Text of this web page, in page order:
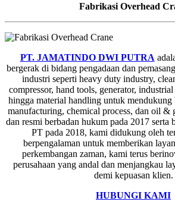
Fabrikasi Overhead
PT. JAMATINDO DWI PUTRA
bergerak di bidang pengadaan dan
industri seperti heavy duty industry,
compressor, hand tools, generator,
hingga material handling untuk mendukung
manufacturing, chemical process, dan oil &
dan resmi berbadan hukum pada 2017 serta
PT pada 2018, kami didukung oleh
berpengalaman untuk memberikan
perkembangan zaman, kami terus
perusahaan yang andal dan menjangkau
demi kepuasan klien.
HUBUNGI KAMI